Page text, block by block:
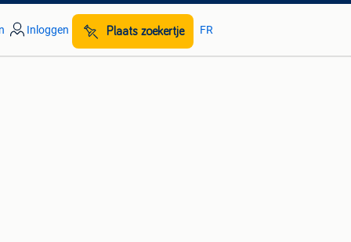
Inloggen Plaats zoekertje FR